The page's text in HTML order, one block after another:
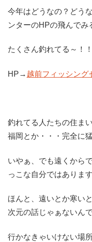
今年はどうなの？どう
ンターのHPの飛んでみ
たくさん釣れてる～！！
HP→ 越前フィッシング
釣れてる人たちの住ま
福岡とか・・・完全に
いやぁ、でも遠くから
っこな自分ではありま
ほんと、遠いとか寒い
次元の話じゃぁないんで
行かなきゃいけない場